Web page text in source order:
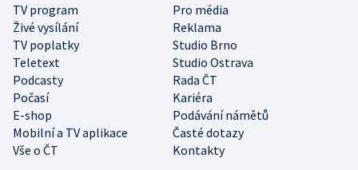
TV program
Pro média
Živé vysílání
Reklama
TV poplatky
Studio Brno
Teletext
Studio Ostrava
Podcasty
Rada ČT
Počasí
Kariéra
E-shop
Podávání námětů
Mobilní a TV aplikace
Časté dotazy
Vše o ČT
Kontakty